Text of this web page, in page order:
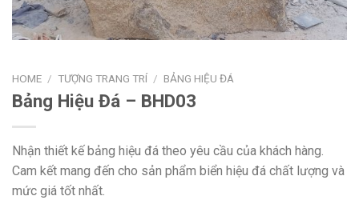
HOME / TƯỢNG TRANG TRÍ / BẢNG HIỆU ĐÁ
Bảng Hiệu Đá – BHD03
Nhận thiết kế bảng hiệu đá theo yêu cầu của khách hàng.
Cam kết mang đến cho sản phẩm biển hiệu đá chất lượng và
mức giá tốt nhất.